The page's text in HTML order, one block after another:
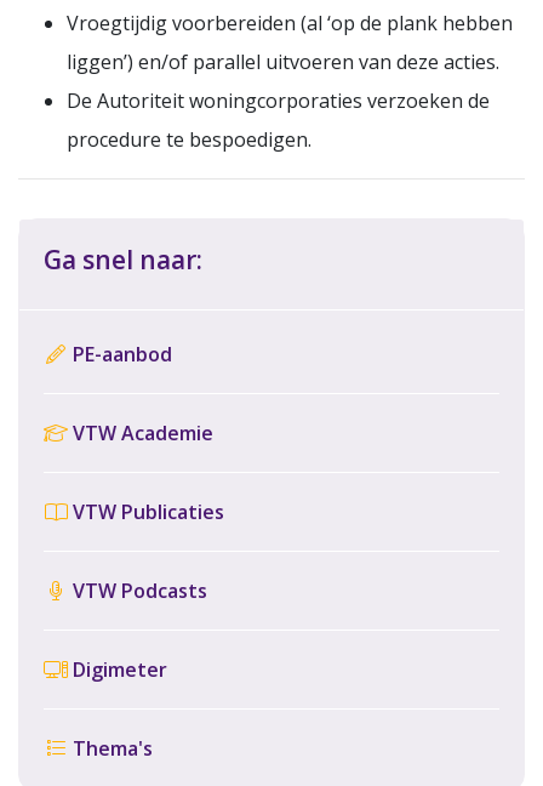
Vroegtijdig voorbereiden (al ‘op de plank hebben
liggen’) en/of parallel uitvoeren van deze acties.
De Autoriteit woningcorporaties verzoeken de
procedure te bespoedigen.
Ga snel naar:
PE-aanbod
VTW Academie
VTW Publicaties
VTW Podcasts
Digimeter
Thema's